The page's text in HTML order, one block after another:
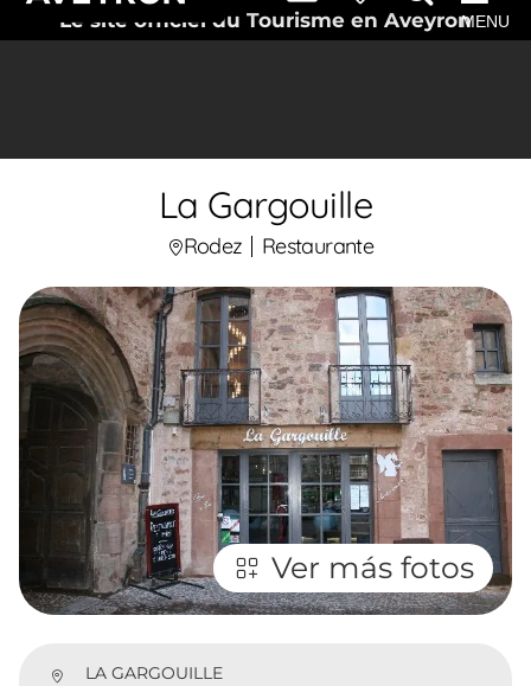
Le site officiel du Tourisme en AveyronMENU
La Gargouille
Rodez Restaurante
Ver más fotos
LA GARGOUILLE